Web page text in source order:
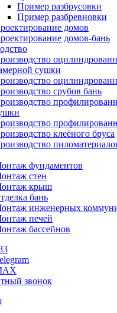
Пример разбрусовки
Пример разбревновки
домов
домов-бань
сушки
срубов бань
клеёного бруса
фундаментов
стен
крыш
бань
инженерных
печей
бассейнов
звонок